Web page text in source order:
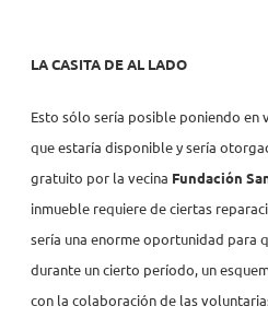
LA CASITA DE AL LADO
Esto sólo sería posible poniendo en
que estaría disponible y sería
gratuito por la vecina Fundación
inmueble requiere de ciertas
sería una enorme oportunidad para
durante un cierto período, un
con la colaboración de las